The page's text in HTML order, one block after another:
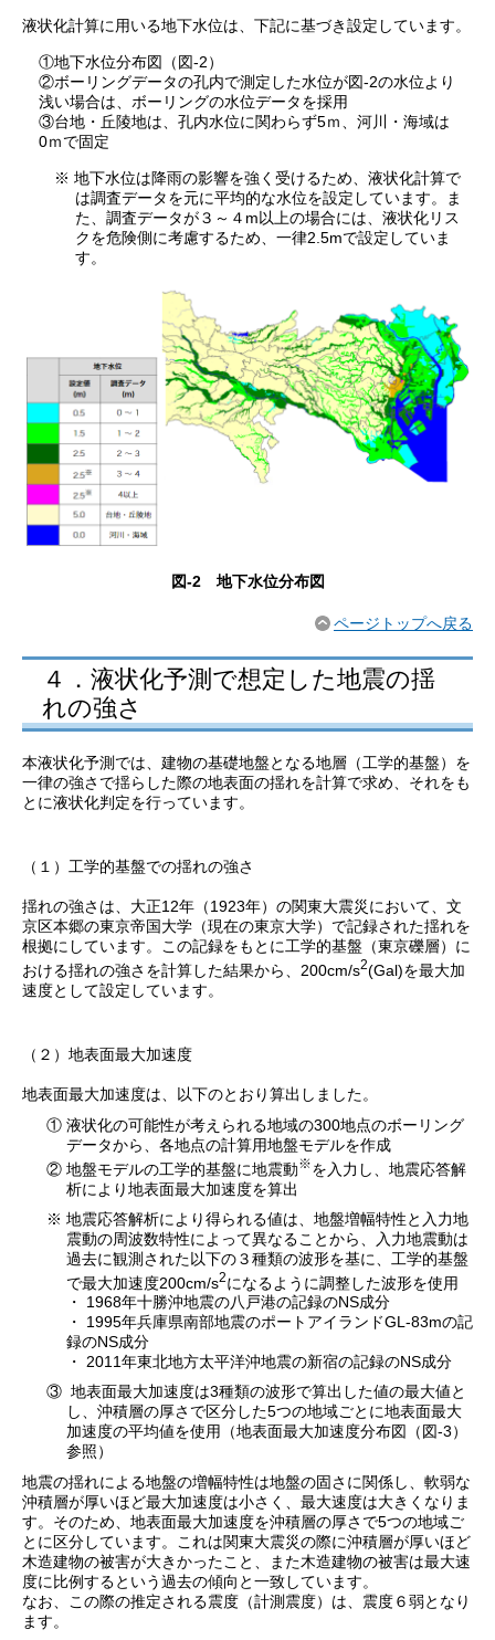
液状化計算に用いる地下水位は、下記に基づき設定しています。
①地下水位分布図（図-2）
②ボーリングデータの孔内で測定した水位が図-2の水位より
浅い場合は、ボーリングの水位データを採用
③台地・丘陵地は、孔内水位に関わらず5ｍ、河川・海域は
0ｍで固定
地下水位は降雨の影響を強く受けるため、液状化計算で
は調査データを元に平均的な水位を設定しています。ま
た、調査データが３～４m以上の場合には、液状化リス
クを危険側に考慮するため、一律2.5mで設定していま
す。
図-2 地下水位分布図
ページトップへ戻る
４．液状化予測で想定した地震の揺
れの強さ
本液状化予測では、建物の基礎地盤となる地層（工学的基盤）を
一律の強さで揺らした際の地表面の揺れを計算で求め、それをも
とに液状化判定を行っています。
（１）工学的基盤での揺れの強さ
揺れの強さは、大正12年（1923年）の関東大震災において、文
京区本郷の東京帝国大学（現在の東京大学）で記録された揺れを
根拠にしています。この記録をもとに工学的基盤（東京礫層）に
おける揺れの強さを計算した結果から、200cm/s2(Gal)を最大加
速度として設定しています。
（２）地表面最大加速度
地表面最大加速度は、以下のとおり算出しました。
①液状化の可能性が考えられる地域の300地点のボーリング
データから、各地点の計算用地盤モデルを作成
②地盤モデルの工学的基盤に地震動※を入力し、地震応答解
析により地表面最大加速度を算出
地震応答解析により得られる値は、地盤増幅特性と入力地
震動の周波数特性によって異なることから、入力地震動は
過去に観測された以下の３種類の波形を基に、工学的基盤
で最大加速度200cm/s2になるように調整した波形を使用
・ 1968年十勝沖地震の八戸港の記録のNS成分
・ 1995年兵庫県南部地震のポートアイランドGL-83mの記
録のNS成分
・ 2011年東北地方太平洋沖地震の新宿の記録のNS成分
③地表面最大加速度は3種類の波形で算出した値の最大値と
し、沖積層の厚さで区分した5つの地域ごとに地表面最大
加速度の平均値を使用（地表面最大加速度分布図（図-3）
参照）
地震の揺れによる地盤の増幅特性は地盤の固さに関係し、軟弱な
沖積層が厚いほど最大加速度は小さく、最大速度は大きくなりま
す。そのため、地表面最大加速度を沖積層の厚さで5つの地域ご
とに区分しています。これは関東大震災の際に沖積層が厚いほど
木造建物の被害が大きかったこと、また木造建物の被害は最大速
度に比例するという過去の傾向と一致しています。
なお、この際の推定される震度（計測震度）は、震度６弱となり
ます。